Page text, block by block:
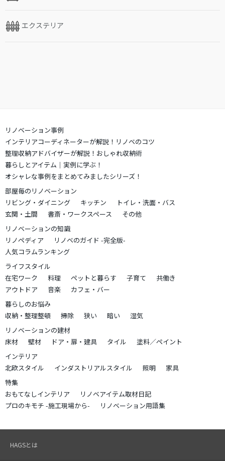
エクステリア
リノベーション事例
インテリアコーディネーターが解説！リノベのコツ
整理収納アドバイザーが解説！おしゃれ収納術
暮らしとアイテム｜実例に学ぶ！
オシャレな事例をまとめてみましたシリーズ！
部屋毎のリノベーション
リビング・ダイニング
キッチン
トイレ・洗面・バス
玄関・土間
書斎・ワークスペース
その他
リノベーションの知識
リノペディア
リノベのガイド -完全版-
人気コラムランキング
ライフスタイル
在宅ワーク
料理 ペットと暮らす 子育て
共働き
アウトドア
音楽
カフェ・バー
暮らしのお悩み
収納・整理整頓
掃除 狭い 暗い
湿気
リノベーションの建材
床材
壁材 ドア・扉・建具 タイル
塗料／ペイント
インテリア
北欧スタイル
インダストリアルスタイル 照明
家具
特集
おもてなしインテリア
リノベアイテム取材日記
プロのキモチ -施工現場から-
リノベーション用語集
HAGSとは